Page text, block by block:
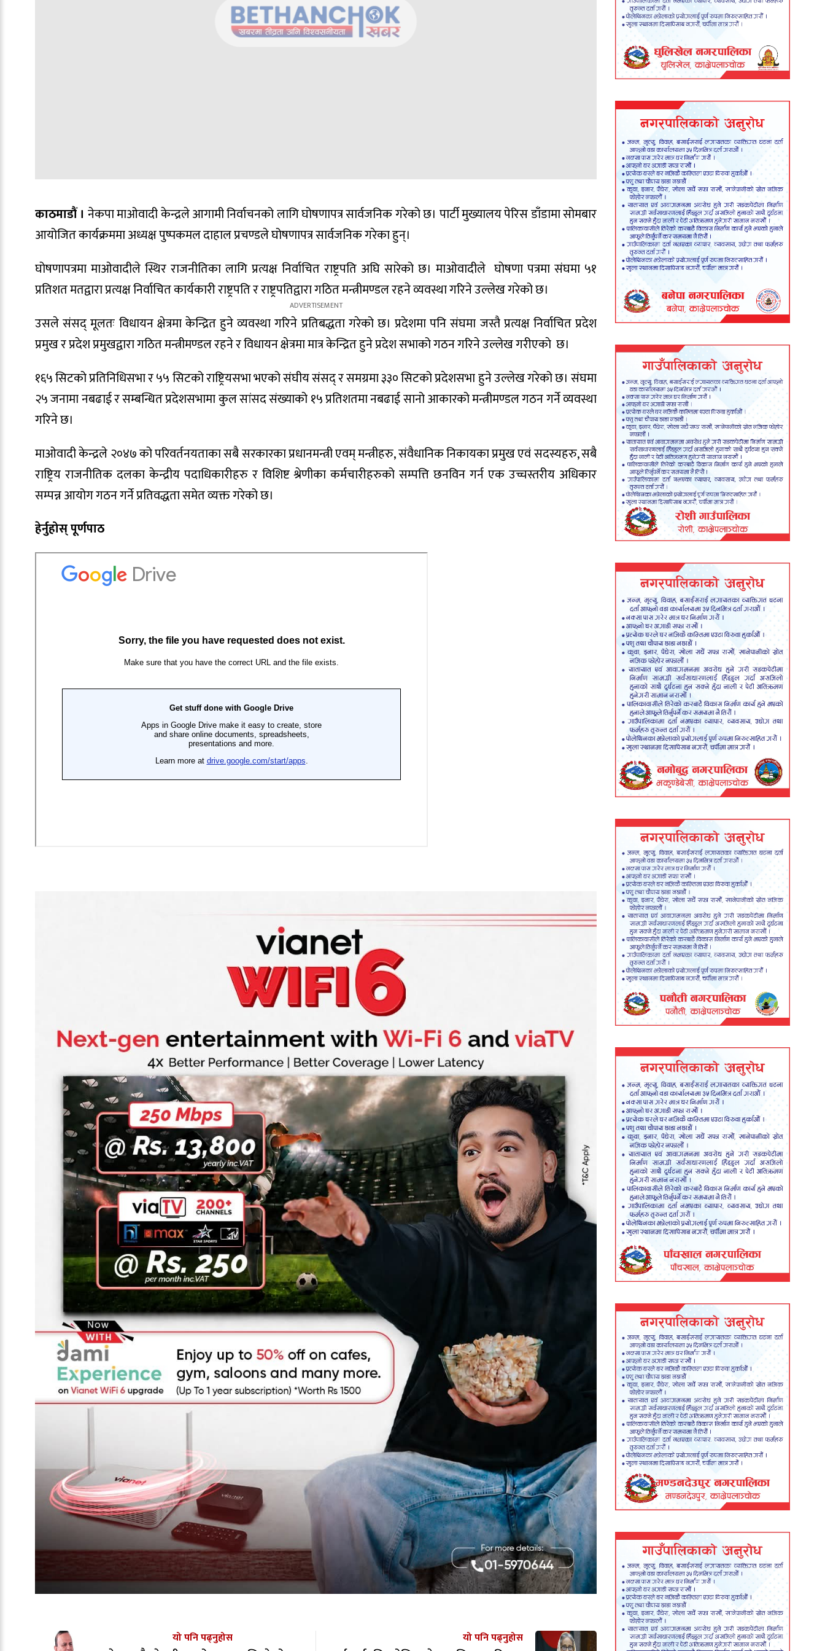
काठमाडौं । नेकपा माओवादी केन्द्रले आगामी निर्वाचनको लागि घोषणापत्र सार्वजनिक गरेको छ। पार्टी मुख्यालय पेरिस डाँडामा सोमबार
आयोजित कार्यक्रममा अध्यक्ष पुष्पकमल दाहाल प्रचण्डले घोषणापत्र सार्वजनिक गरेका हुन्।
घोषणापत्रमा माओवादीले स्थिर राजनीतिका लागि प्रत्यक्ष निर्वाचित राष्ट्रपति अघि सारेको छ। माओवादीले घाेषणा पत्रमा संघमा ५१
प्रतिशत मतद्वारा प्रत्यक्ष निर्वाचित कार्यकारी राष्ट्रपति र राष्ट्रपतिद्वारा गठित मन्त्रीमण्डल रहने व्यवस्था गरिने उल्लेख गरेको छ।
उसले संसद् मूलतः विधायन क्षेत्रमा केन्द्रित हुने व्यवस्था गरिने प्रतिबद्धता गरेको छ। प्रदेशमा पनि संघमा जस्तै प्रत्यक्ष निर्वाचित प्रदेश
प्रमुख र प्रदेश प्रमुखद्वारा गठित मन्त्रीमण्डल रहने र विधायन क्षेत्रमा मात्र केन्द्रित हुने प्रदेश सभाको गठन गरिने उल्लेख गरीएकाे छ।
१६५ सिटको प्रतिनिधिसभा र ५५ सिटको राष्ट्रियसभा भएको संघीय संसद् र समग्रमा ३३० सिटको प्रदेशसभा हुने उल्लेख गरेको छ। संघमा
२५ जनामा नबढाई र सम्बन्धित प्रदेशसभामा कुल सांसद संख्याको १५ प्रतिशतमा नबढाई सानो आकारको मन्त्रीमण्डल गठन गर्ने व्यवस्था
गरिने छ।
माओवादी केन्द्रले २०४७ को परिवर्तनयताका सबै सरकारका प्रधानमन्त्री एवम् मन्त्रीहरु, संवैधानिक निकायका प्रमुख एवं सदस्यहरु, सबै
राष्ट्रिय राजनीतिक दलका केन्द्रीय पदाधिकारीहरु र विशिष्ट श्रेणीका कर्मचारीहरुको सम्पत्ति छनविन गर्न एक उच्चस्तरीय अधिकार
सम्पन्न आयोग गठन गर्ने प्रतिवद्धता समेत व्यक्त गरेको छ।
हेर्नुहोस् पूर्णपाठ
यो पनि पढ्नुहोस यो पनि पढ्नुहोस